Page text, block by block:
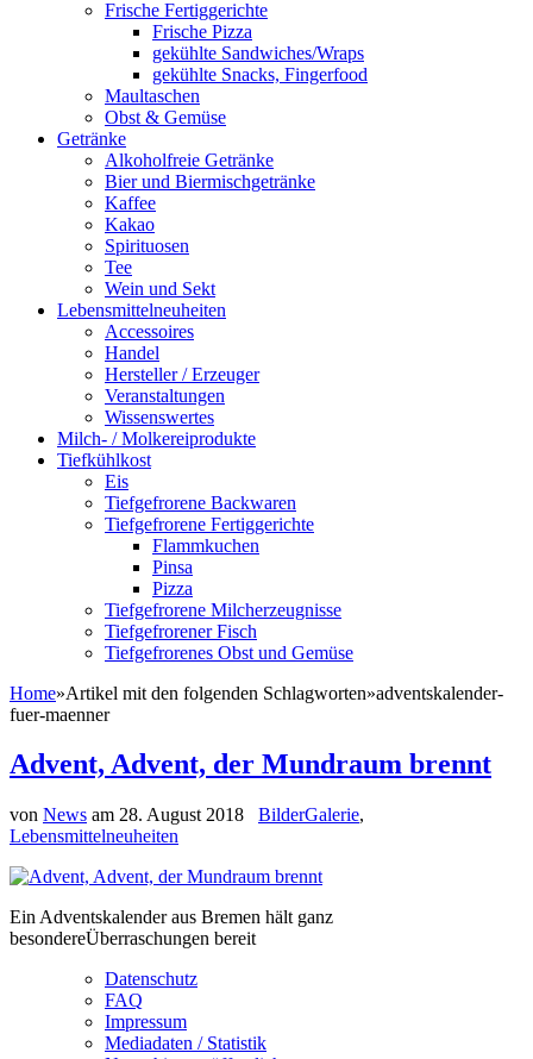
Frische Fertiggerichte
Frische Pizza
gekühlte Sandwiches/Wraps
gekühlte Snacks, Fingerfood
Maultaschen
Obst & Gemüse
Getränke
Alkoholfreie Getränke
Bier und Biermischgetränke
Kaffee
Kakao
Spirituosen
Tee
Wein und Sekt
Lebensmittelneuheiten
Accessoires
Handel
Hersteller / Erzeuger
Veranstaltungen
Wissenswertes
Milch- / Molkereiprodukte
Tiefkühlkost
Eis
Tiefgefrorene Backwaren
Tiefgefrorene Fertiggerichte
Flammkuchen
Pinsa
Pizza
Tiefgefrorene Milcherzeugnisse
Tiefgefrorener Fisch
Tiefgefrorenes Obst und Gemüse
Home»Artikel mit den folgenden Schlagworten»adventskalender-
fuer-maenner
Advent, Advent, der Mundraum brennt
von News am 28. August 2018 BilderGalerie,
Lebensmittelneuheiten
Ein Adventskalender aus Bremen hält ganz
besondereÜberraschungen bereit
Datenschutz
FAQ
Impressum
Mediadaten / Statistik